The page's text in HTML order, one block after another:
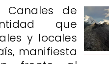
Canales de
que
y locales
manifiesta